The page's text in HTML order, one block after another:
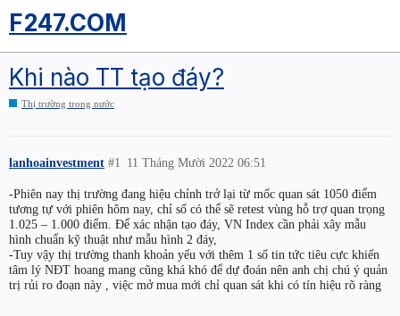
F247.COM
Khi nào TT tạo đáy?
Thị trường trong nước
lanhoainvestment 11 Tháng Mười 2022 06:51
#1
-Phiên nay thị trường đang hiệu chỉnh trở lại từ mốc quan sát 1050 điểm
tương tự với phiên hôm nay, chỉ số có thể sẽ retest vùng hỗ trợ quan trọng
1.025 – 1.000 điểm. Để xác nhận tạo đáy, VN Index cần phải xây mẫu
hình chuẩn kỹ thuật như mẫu hình 2 đáy,
-Tuy vậy thị trường thanh khoản yếu với thêm 1 số tin tức tiêu cực khiến
tâm lý NĐT hoang mang cũng khá khó để dự đoán nên anh chị chú ý quản
trị rủi ro đoạn này , việc mở mua mới chỉ quan sát khi có tín hiệu rõ ràng